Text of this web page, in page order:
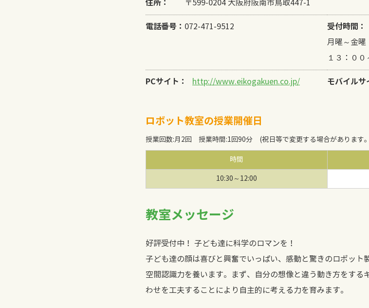
住所： 〒599-0204 大阪府阪南市鳥取447-1
電話番号： 072-471-9512 受付時間：
月曜～金
１３：００
PCサイト： http://www.eikogakuen.co.jp/ モバイルサ
ロボット教室の授業開催日
授業回数:月2回 授業時間:1回90分 (祝日等で変更する場合があります
時間
10:30～12:00
教室メッセージ
好評受付中！ 子ども達に科学のロマンを！
子ども達の顔は喜びと興奮でいっぱい、感動と驚きのロボット
空間認識力を養います。まず、自分の想像と違う動き方をする
わせを工夫することにより自主的に考える力を育みます。